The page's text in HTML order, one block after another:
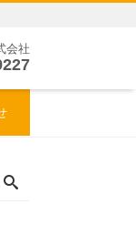
会社